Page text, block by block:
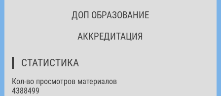
ДОП ОБРАЗОВАНИЕ
АККРЕДИТАЦИЯ
СТАТИСТИКА
Кол-во просмотров материалов
4388499